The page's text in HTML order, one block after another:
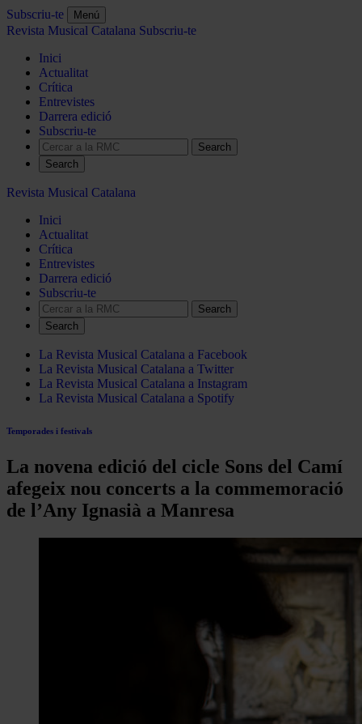
Subscriu-te Menú
Revista Musical Catalana Subscriu-te
Inici
Actualitat
Crítica
Entrevistes
Darrera edició
Subscriu-te
Search
Revista Musical Catalana
Inici
Actualitat
Crítica
Entrevistes
Darrera edició
Subscriu-te
Search
La Revista Musical Catalana a Facebook
La Revista Musical Catalana a Twitter
La Revista Musical Catalana a Instagram
La Revista Musical Catalana a Spotify
Temporades i festivals
La novena edició del cicle Sons del Camí
afegeix nou concerts a la commemoració
de l’Any Ignasià a Manresa